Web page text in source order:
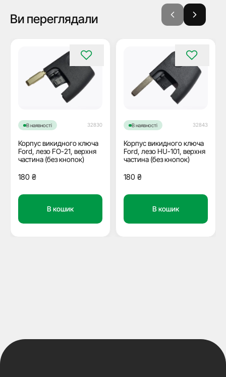
Ви переглядали
В наявності 32830
Корпус викидного ключа
Ford, лезо FO-21, верхня
частина (без кнопок)
180 ₴
В кошик
В наявності 32843
Корпус викидного ключа
Ford, лезо HU-101, верхня
частина (без кнопок)
180 ₴
В кошик